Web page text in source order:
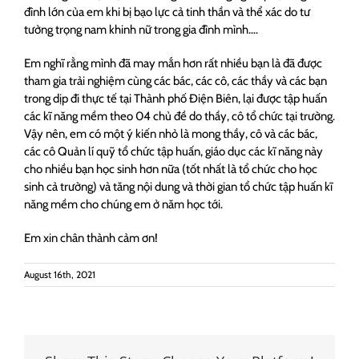
đình lớn của em khi bị bạo lực cả tinh thần và thể xác do tư
tưởng trọng nam khinh nữ trong gia đình mình….
Em nghĩ rằng mình đã may mắn hơn rất nhiều bạn là đã được
tham gia trải nghiệm cùng các bác, các cô, các thầy và các bạn
trong dịp đi thực tế tại Thành phố Điện Biên, lại được tập huấn
các kĩ năng mềm theo 04 chủ đề do thầy, cô tổ chức tại trường.
Vậy nên, em có một ý kiến nhỏ là mong thầy, cô và các bác,
các cô Quản lí quỹ tổ chức tập huấn, giáo dục các kĩ năng này
cho nhiều bạn học sinh hơn nữa (tốt nhất là tổ chức cho học
sinh cả trường) và tăng nội dung và thời gian tổ chức tập huấn kĩ
năng mềm cho chúng em ở năm học tới.
Em xin chân thành cảm ơn!
August 16th, 2021